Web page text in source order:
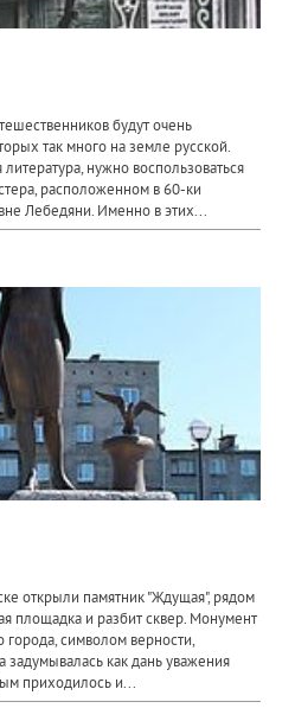
будут очень
так много на земле русской.
нужно воспользоваться
расположенном в 60-ки
Лебедяни. Именно в этих...
открыли памятник "Ждущая", рядом
площадка и разбит сквер. Монумент
символом верности,
задумывалась как дань уважения
приходилось и...